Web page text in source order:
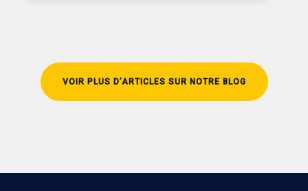
VOIR PLUS D’ARTICLES SUR NOTRE BLOG